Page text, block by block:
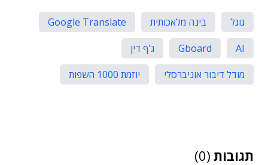
גוגל בינה מלאכותית
Google Translate
AI
Gboard
ג'ף דין
מודל דיבור אוניברסלי
יוזמת 1000 השפות
תגובות (0)